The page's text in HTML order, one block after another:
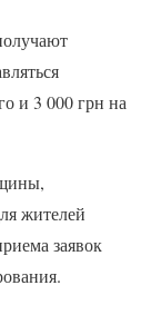
и 3 000 грн на
жителей
заявок